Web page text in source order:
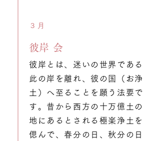
３月
​彼岸会
彼岸とは、迷いの世界である
此の岸を離れ、彼の国（お浄
土）へ至ることを願う法要で
す。昔から西方の十万億土の
地にあるとされる極楽浄土を
偲んで、春分の日、秋分の日